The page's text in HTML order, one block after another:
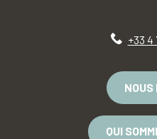
+33 4
NOUS
QUI